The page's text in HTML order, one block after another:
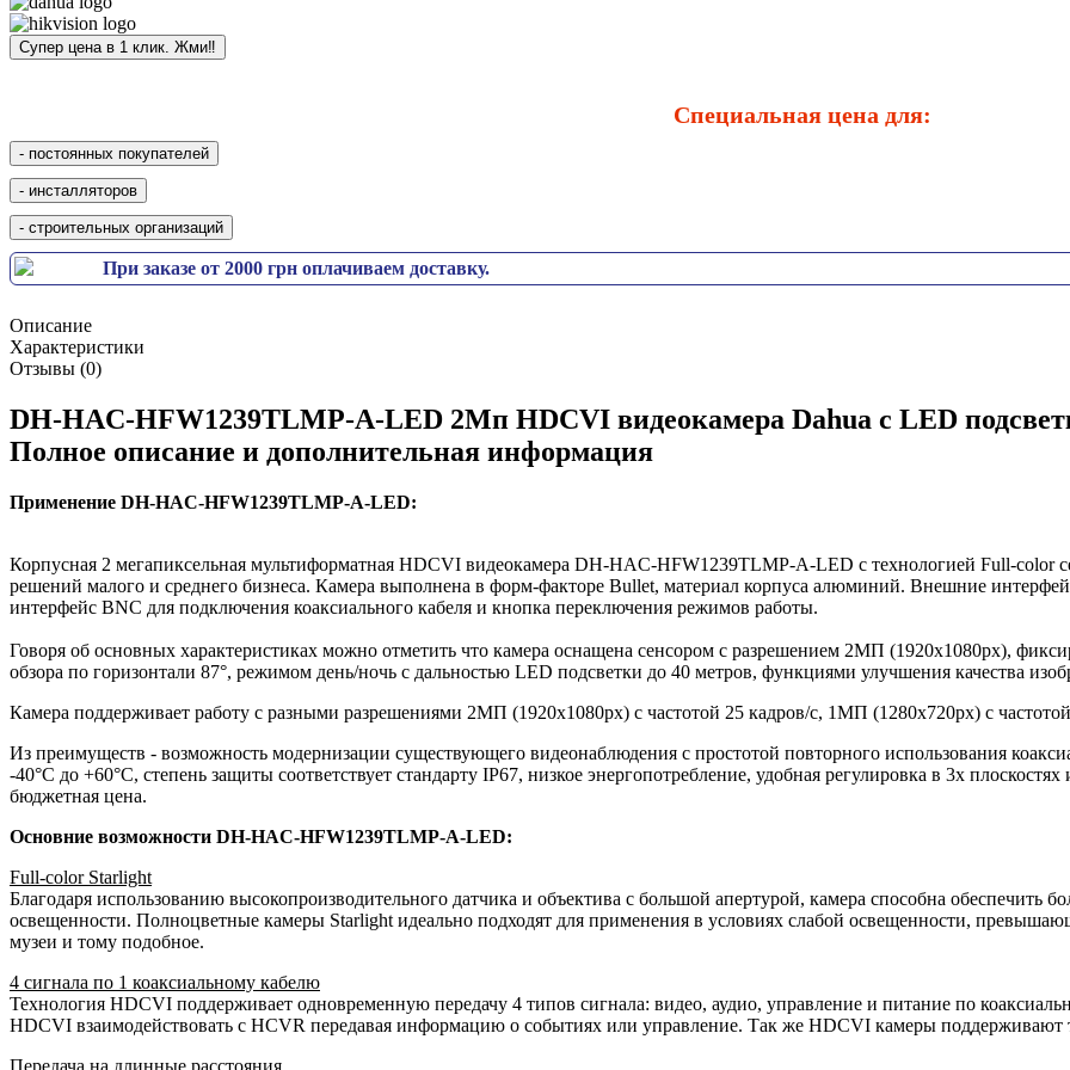
Специальная цена для:
При заказе от 2000 грн оплачиваем доставку.
Описание
Характеристики
Отзывы (0)
DH-HAC-HFW1239TLMP-A-LED 2Мп HDCVI видеокамера Dahua с LED
Полное описание и дополнительная информация
Применение DH-HAC-HFW1239TLMP-A-LED:
Корпусная 2 мегапиксельная мультиформатная HDCVI видеокамера DH-HAC-HFW1239TLMP-A-LED с технологией Full-color
решений малого и среднего бизнеса. Камера выполнена в форм-факторе Bullet, материал корпуса алюминий. Внешние
интерфейс BNC для подключения коаксиального кабеля и кнопка переключения режимов работы.
Говоря об основных характеристиках можно отметить что камера оснащена сенсором с разрешением 2МП (1920х1080px),
обзора по горизонтали 87°, режимом день/ночь с дальностью LED подсветки до 40 метров, функциями улучшения качества
Камера поддерживает работу с разными разрешениями 2МП (1920х1080px) с частотой 25 кадров/с, 1МП (1280х720px) с
Из преимуществ - возможность модернизации существующего видеонаблюдения с простотой повторного использования
-40°C до +60°C, степень защиты соответствует стандарту IP67, низкое энергопотребление, удобная регулировка в 3х
бюджетная цена.
Основние возможности DH-HAC-HFW1239TLMP-A-LED:
Full-color Starlight
Благодаря использованию высокопроизводительного датчика и объектива с большой апертурой, камера способна обеспечить
освещенности. Полноцветные камеры Starlight идеально подходят для применения в условиях слабой освещенности,
музеи и тому подобное.
4 сигнала по 1 коаксиальному кабелю
Технология HDCVI поддерживает одновременную передачу 4 типов сигнала: видео, аудио, управление и питание по
HDCVI взаимодействовать с HCVR передавая информацию о событиях или управление. Так же HDCVI камеры поддерживают